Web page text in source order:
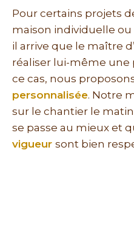
Pour certains projets
maison individuelle ou
il arrive que le maître
réaliser lui-même une
ce cas, nous
personnalisée. Notre
sur le chantier le
se passe au mieux et
vigueur sont bien